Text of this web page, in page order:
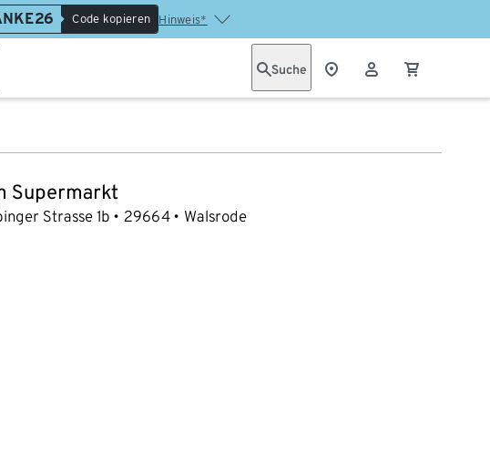
Code kopieren Hinweis*
Suche
Supermarkt
Strasse 1b 29664 Walsrode